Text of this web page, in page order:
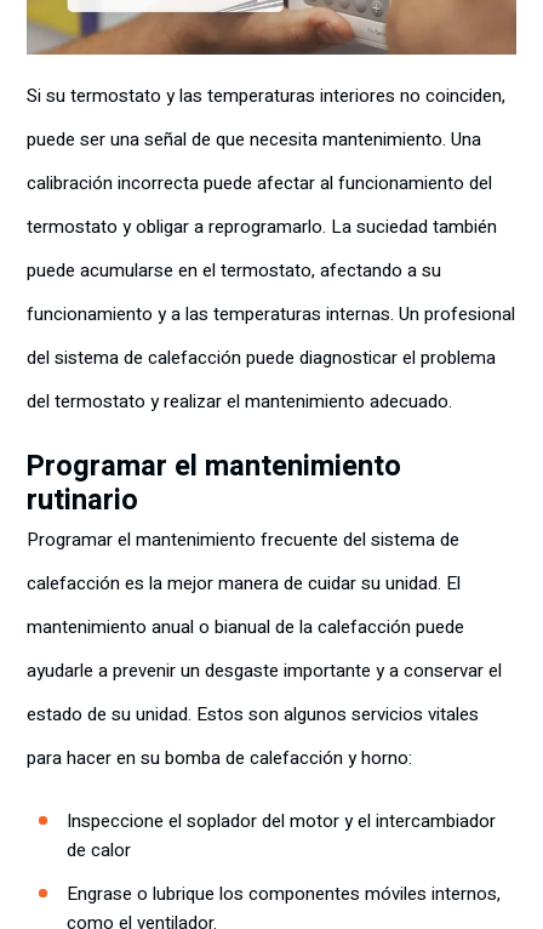
Si su termostato y las temperaturas interiores no coinciden,
puede ser una señal de que necesita mantenimiento. Una
calibración incorrecta puede afectar al funcionamiento del
termostato y obligar a reprogramarlo. La suciedad también
puede acumularse en el termostato, afectando a su
funcionamiento y a las temperaturas internas. Un profesional
del sistema de calefacción puede diagnosticar el problema
del termostato y realizar el mantenimiento adecuado.
Programar el mantenimiento
rutinario
Programar el mantenimiento frecuente del sistema de
calefacción es la mejor manera de cuidar su unidad. El
mantenimiento anual o bianual de la calefacción puede
ayudarle a prevenir un desgaste importante y a conservar el
estado de su unidad. Estos son algunos servicios vitales
para hacer en su bomba de calefacción y horno:
Inspeccione el soplador del motor y el intercambiador
de calor
Engrase o lubrique los componentes móviles internos,
como el ventilador.